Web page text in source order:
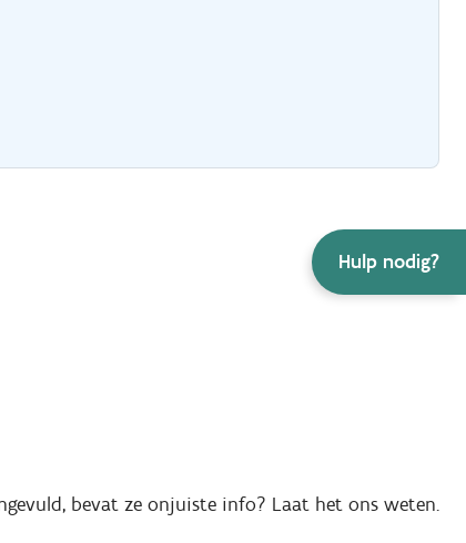
Hulp nodig?
bevat ze onjuiste info? Laat het ons weten.